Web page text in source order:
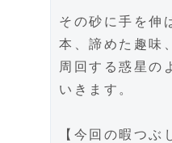
その砂に手を伸
本、諦めた趣味
周回する惑星の
いきます。​
【今回の暇つ